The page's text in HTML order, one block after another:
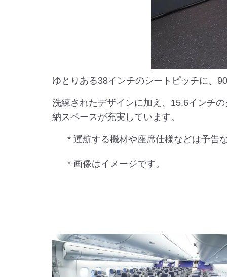
ゆとりある38インチのシートピッチに、
洗練されたデザインに加え、15.6インチ
納スペースが充実しています。
* 運航する機材や座席仕様などは予告
* 画像はイメージです。